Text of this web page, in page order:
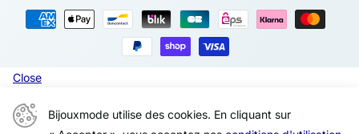
Bijouxmode utilise des cookies. En cliquant sur
Close